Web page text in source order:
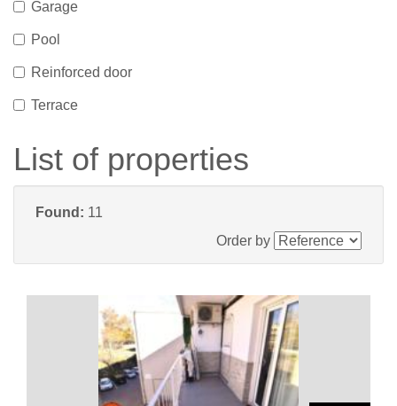
Garage
Pool
Reinforced door
Terrace
List of properties
Found: 11
Order by